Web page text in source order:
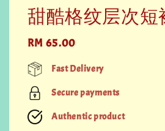
甜酷格纹层次
Regular
price
RM 65.00
Fast Delivery
Secure payments
Authentic product